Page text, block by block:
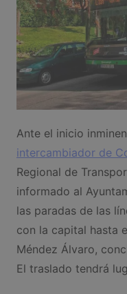
Ante el inicio
intercambiador de
Regional de
informado al
las paradas de las
con la capital hasta
Méndez Álvaro,
El traslado tendrá